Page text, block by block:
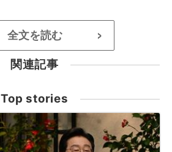
全文を読む >
関連記事
Top stories